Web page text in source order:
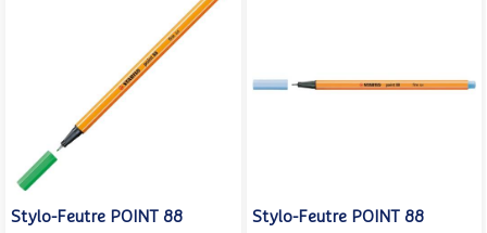
Stylo-Feutre POINT 88
Stylo-Feutre POINT 88